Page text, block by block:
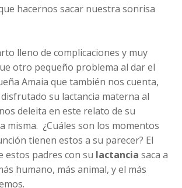
hacernos sacar nuestra sonrisa
lleno de complicaciones y muy
otro pequeño problema al dar el
Amaia que también nos cuenta,
su lactancia materna al
deleita en este relato de su
misma. ¿Cuáles son los momentos
tienen estos a su parecer? El
estos padres con su lactancia saca a
humano, más animal, y el más